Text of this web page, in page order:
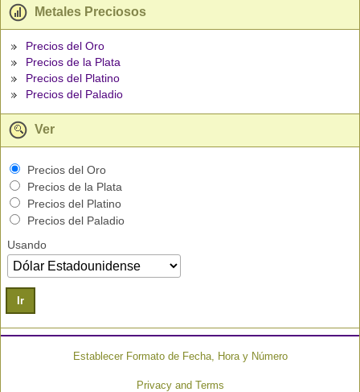
Metales Preciosos
Precios del Oro
Precios de la Plata
Precios del Platino
Precios del Paladio
Ver
Precios del Oro
Precios de la Plata
Precios del Platino
Precios del Paladio
Usando
Ir
Establecer Formato de Fecha, Hora y Número
Privacy and Terms